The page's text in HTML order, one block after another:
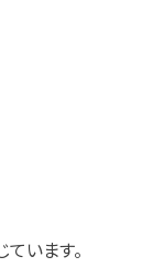
います。